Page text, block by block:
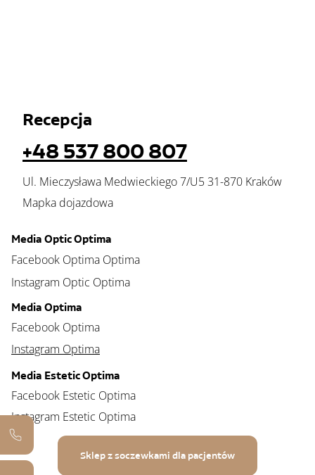
Recepcja
+48 537 800 807
Ul. Mieczysława Medwieckiego 7/U5 31-870 Kraków
Mapka dojazdowa
Media Optima
Facebook Optima
Instagram Optima
Media Optic Optima
Facebook Optima Optima
Instagram Optic Optima
Media Estetic Optima
Facebook Estetic Optima
Instagram Estetic Optima
Sklep z soczewkami dla pacjentów